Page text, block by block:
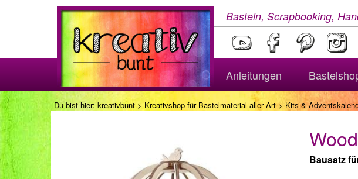
Basteln, Scrapbooking,
Anleitungen
Du bist hier: kreativbunt > Kreativshop für Bastelmaterial aller Art> Kits &
Bausatz